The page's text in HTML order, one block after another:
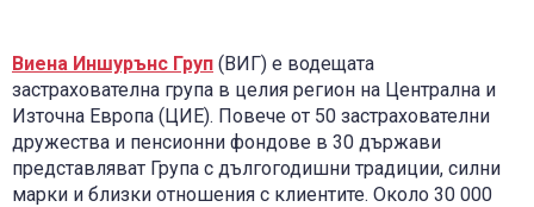
Виена Иншурънс Груп (ВИГ) е водещата
застрахователна група в целия регион на Централна и
Източна Европа (ЦИЕ). Повече от 50 застрахователни
дружества и пенсионни фондове в 30 държави
представляват Група с дългогодишни традиции, силни
марки и близки отношения с клиентите. Около 30 000